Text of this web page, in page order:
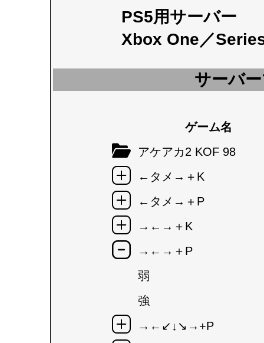
PS5用サーバー
Xbox One／
サーバ
ゲーム名
アケアカ2 KOF 98
←タメ→＋K
←タメ→＋P
→←→＋K
→←→＋P
弱
強
→←↙↓↘→+P